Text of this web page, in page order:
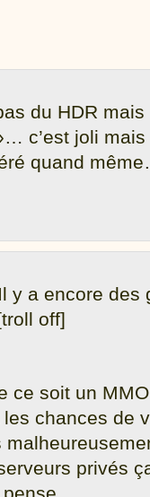
du HDR
c’est joli
quand
y a encore des
off]
ce soit un
chances de
privés